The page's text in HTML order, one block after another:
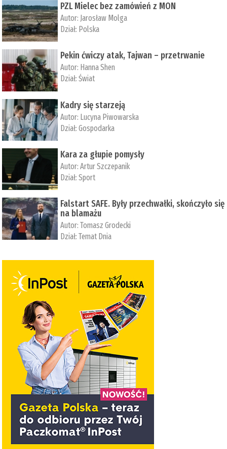
PZL Mielec bez zamówień z MON
Autor: Jarosław Molga
Dział: Polska
Pekin ćwiczy atak, Tajwan – przetrwanie
Autor: ­Hanna Shen
Dział:Świat
Kadry się starzeją
Autor: Lucyna Piwowarska
Dział:Gospodarka
Kara za głupie pomysły
Autor:Artur Szczepanik
Dział:Sport
Falstart SAFE. Były przechwałki, skończyło się
na blamażu
Autor:Tomasz Grodecki
Dział:Temat Dnia